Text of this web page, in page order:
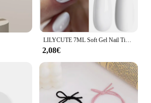
LILYCUTE 7ML Soft Gel Nail Tips colla adesiva 3 IN 1 Clear Fake Nail Extension Function Gel adesivo per unghie Manicure a lunga durata
2,08€